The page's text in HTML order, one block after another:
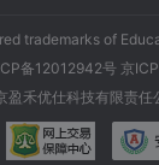
trademarks of
备12012942号 京
禾优仕科技有限责任